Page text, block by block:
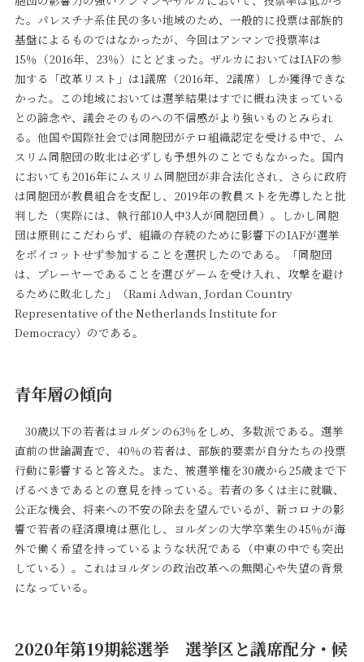
た。パレスチナ系住民の多い地域のため、一般的に投票は部族的
基盤によるものではなかったが、今回はアンマンで投票率は
15％（2016年、23％）にとどまった。ザルカにおいてはIAFの参
加する「改革リスト」は1議席（2016年、2議席）しか獲得できな
かった。この地域においては選挙結果はすでに概ね決まっている
との諦念や、議会そのものへの不信感がより強いものとみられ
る。他国や国際社会では同胞団がテロ組織認定を受ける中で、ム
スリム同胞団の敗北は必ずしも予想外のことでもなかった。国内
においても2016年にムスリム同胞団が非合法化され、さらに政府
は同胞団が教員組合を支配し、2019年の教員ストを先導したと批
判した（実際には、執行部10人中3人が同胞団員）。しかし同胞
団は原則にこだわらず、組織の存続のために影響下のIAFが選挙
をボイコットせず参加することを選択したのである。「同胞団
は、プレーヤーであることを選びゲームを受け入れ、攻撃を避け
るために敗北した」（Rami Adwan, Jordan Country
Representative of the Netherlands Institute for
Democracy）のである。
青年層の傾向
30歳以下の若者はヨルダンの63％をしめ、多数派である。選挙
直前の世論調査で、40％の若者は、部族的要素が自分たちの投票
行動に影響すると答えた。また、被選挙権を30歳から25歳まで下
げるべきであるとの意見を持っている。若者の多くは主に就職、
公正な機会、将来への不安の除去を望んでいるが、新コロナの影
響で若者の経済環境は悪化し、ヨルダンの大学卒業生の45％が海
外で働く希望を持っているような状況である（中東の中でも突出
している）。これはヨルダンの政治改革への無関心や失望の背景
になっている。
2020年第19期総選挙 選挙区と議席配分・候